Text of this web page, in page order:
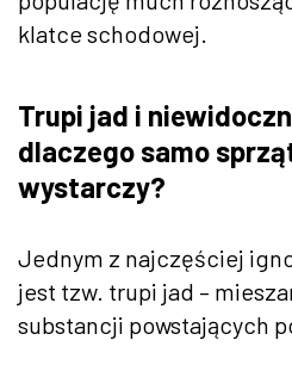
klatce schodowej.
Trupi jad i
dlaczego samo
wystarczy?
Jednym z najczęściej
jest tzw. trupi jad –
substancji powstających